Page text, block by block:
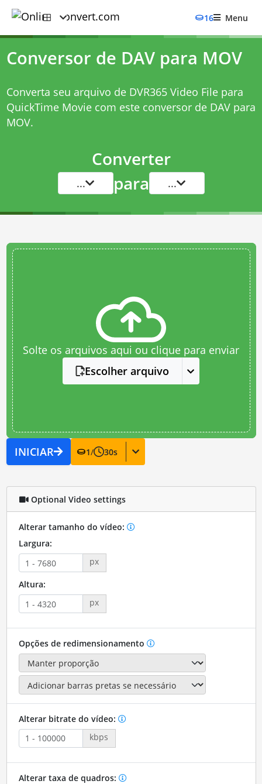
16 Menu
Conversor de DAV para MOV
Converta seu arquivo de DVR365 Video File para
QuickTime Movie com este conversor de DAV para
MOV.
Converter
... para ...
Solte os arquivos aqui ou clique para enviar
Escolher arquivo
INICIAR 1/ 30s
Optional Video settings
Alterar tamanho do vídeo:
Largura:
px
Altura:
px
Opções de redimensionamento
Alterar bitrate do vídeo:
kbps
Alterar taxa de quadros: